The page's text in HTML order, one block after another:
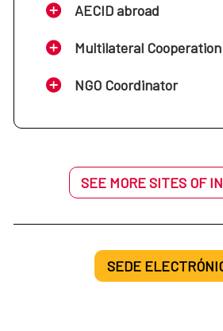
AECID abroad
Multilateral Cooperation
NGO Coordinator
SEE MORE SITES OF
SEDE